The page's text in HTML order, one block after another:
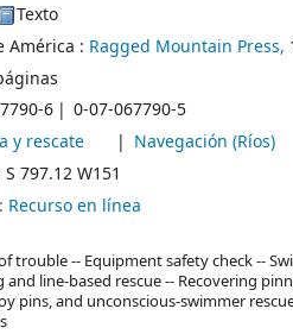
Texto
América : Ragged Mountain Press,
6
0-07-067790-5
y rescate Navegación (Ríos)
S 797.12 W151
Recurso en línea
trouble -- Equipment safety check --
and line-based rescue -- Recovering
pins, and unconscious-swimmer